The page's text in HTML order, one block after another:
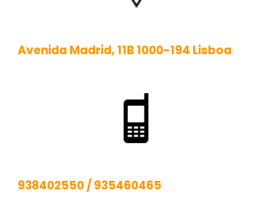
Avenida Madrid, 11B 1000-194 Lisboa
938402550/935460465